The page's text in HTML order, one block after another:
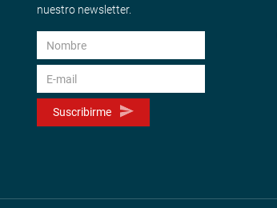
nuestro newsletter.
Suscribirme